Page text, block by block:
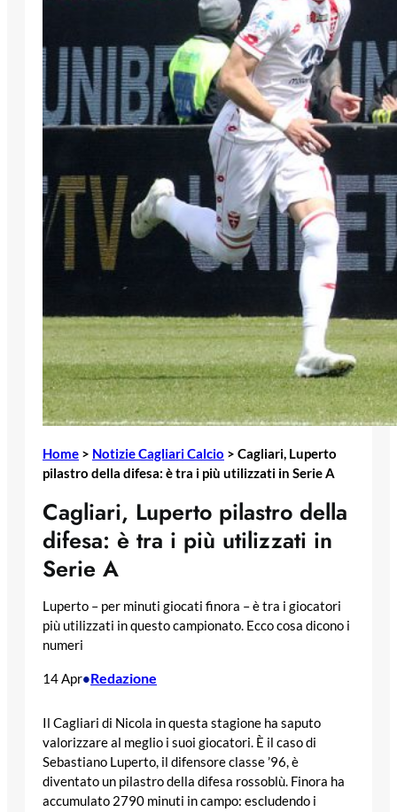
Home > Notizie Cagliari Calcio > Cagliari, Luperto
pilastro della difesa: è tra i più utilizzati in Serie A
Cagliari, Luperto pilastro della
difesa: è tra i più utilizzati in
Serie A
Luperto – per minuti giocati finora – è tra i giocatori
più utilizzati in questo campionato. Ecco cosa dicono i
numeri
14 Apr•Redazione
Il Cagliari di Nicola in questa stagione ha saputo
valorizzare al meglio i suoi giocatori. È il caso di
Sebastiano Luperto, il difensore classe ’96, è
diventato un pilastro della difesa rossoblù. Finora ha
accumulato 2790 minuti in campo: escludendo i